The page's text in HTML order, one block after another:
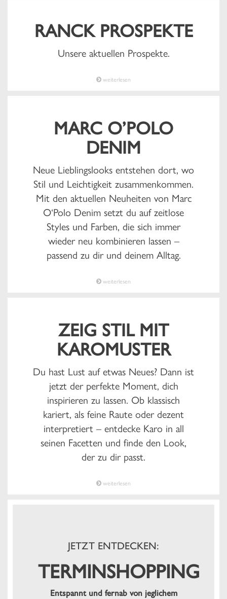
RANCK PROSPEKTE
Unsere aktuellen Prospekte.
weiterlesen
MARC O’POLO
DENIM
Neue Lieblingslooks entstehen dort, wo
Stil und Leichtigkeit zusammenkommen.
Mit den aktuellen Neuheiten von Marc
O‘Polo Denim setzt du auf zeitlose
Styles und Farben, die sich immer
wieder neu kombinieren lassen –
passend zu dir und deinem Alltag.
weiterlesen
ZEIG STIL MIT
KAROMUSTER
Du hast Lust auf etwas Neues? Dann ist
jetzt der perfekte Moment, dich
inspirieren zu lassen. Ob klassisch
kariert, als feine Raute oder dezent
interpretiert – entdecke Karo in all
seinen Facetten und finde den Look,
der zu dir passt.
weiterlesen
JETZT ENTDECKEN:
TERMINSHOPPING
Entspannt und fernab von jeglichem